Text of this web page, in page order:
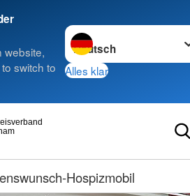
website,
switch to
Sprache wechseln zu
Alles klar
Hospizmobil